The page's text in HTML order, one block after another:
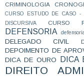
CRIMINOLOGIA
CURSO ESTUDO DE CASO -
DISCURSIVA
CURSO
DEFENSORIA
DELEGADO CIVIL
DEPOIMENTO DE
DICA DE OURO DICA
DIREITO